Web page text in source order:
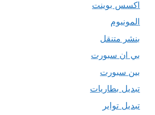
اكسس بوينت
المونيوم
بنشر متنقل
بي ان سبورت
بين سبورت
تبديل بطاريات
تبديل تواير